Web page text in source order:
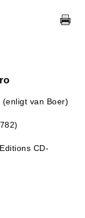
van Boer)
CD-